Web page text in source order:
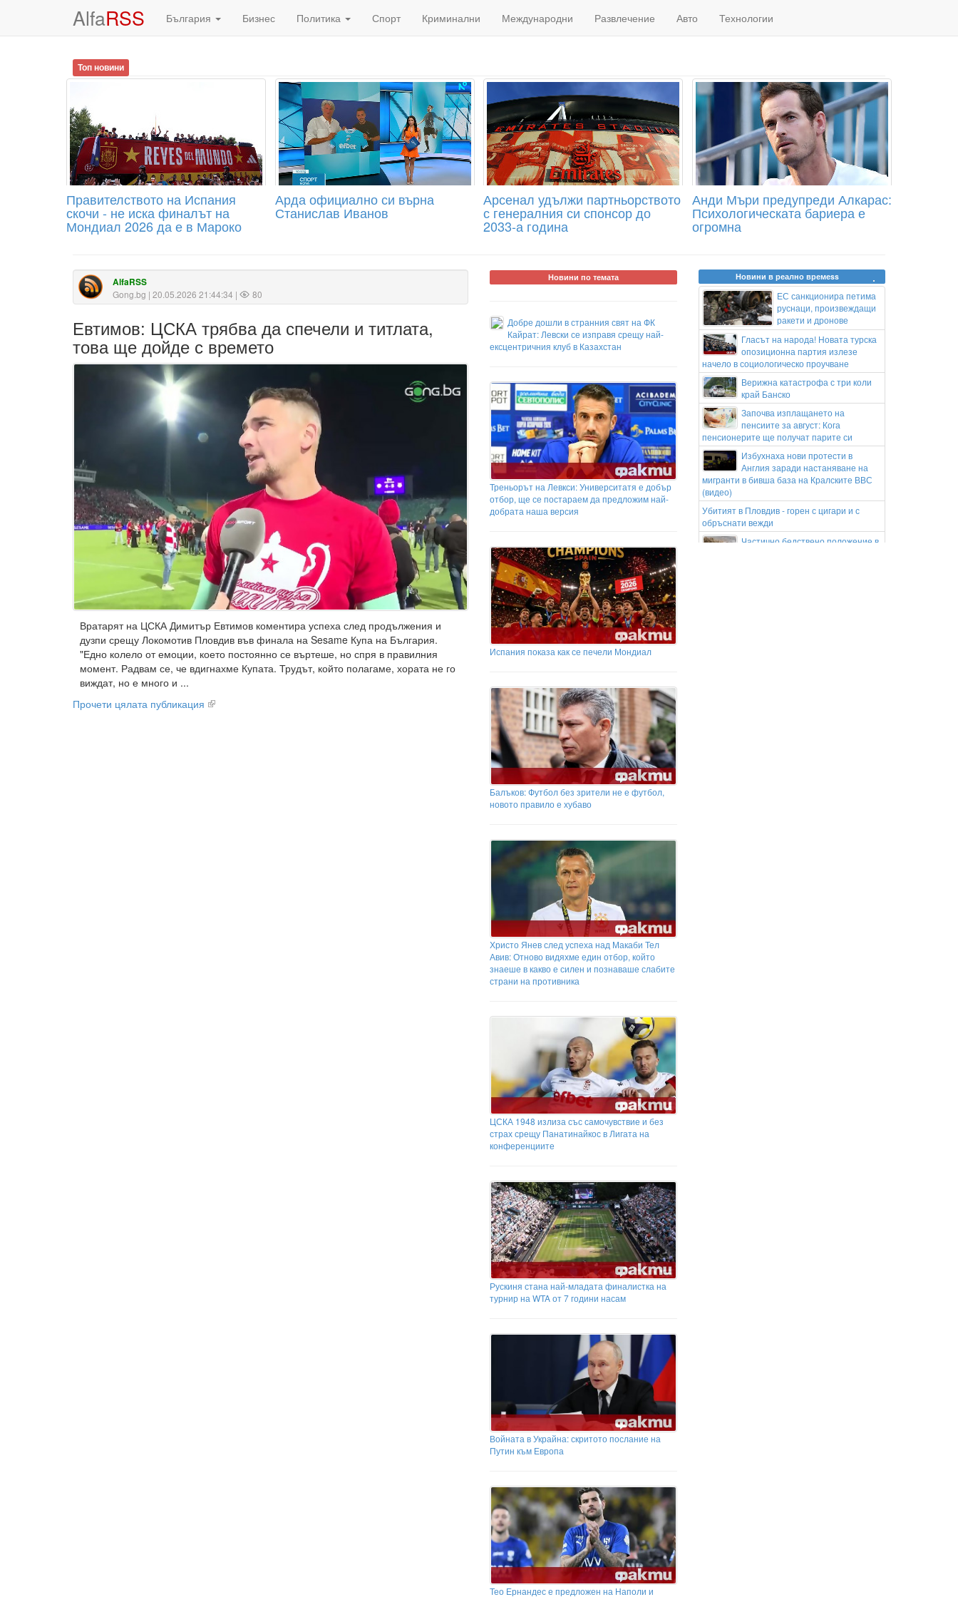
AlfaRSS България Бизнес Политика Спорт Криминални Международни Развлечение Авто Технологии
Топ новини
Правителството на Испания
скочи - не иска финалът на
Мондиал 2026 да е в Мароко
Арда официално си върна
Станислав Иванов
Арсенал удължи партньорството
с генералния си спонсор до
2033-а година
Анди Мъри предупреди Алкарас:
Психологическата бариера е
огромна
AlfaRSS
Gong.bg | 20.05.2026 21:44:34 | 80
Евтимов: ЦСКА трябва да спечели и титлата,
това ще дойде с времето
Вратарят на ЦСКА Димитър Евтимов коментира успеха след продължения и
дузпи срещу Локомотив Пловдив във финала на Sesame Купа на България.
"Едно колело от емоции, което постоянно се въртеше, но спря в правилния
момент. Радвам се, че вдигнахме Купата. Трудът, който полагаме, хората не го
виждат, но е много и ...
Прочети цялата публикация
Новини по темата
Добре дошли в странния свят на ФК
Кайрат: Левски се изправя срещу най-
ексцентричния клуб в Казахстан
Треньорът на Левкси: Университатя е добър
отбор, ще се постараем да предложим най-
добрата наша версия
Испания показа как се печели Мондиал
Балъков: Футбол без зрители не е футбол,
новото правило е хубаво
Христо Янев след успеха над Макаби Тел
Авив: Отново видяхме един отбор, който
знаеше в какво е силен и познаваше слабите
страни на противника
ЦСКА 1948 излиза със самочувствие и без
страх срещу Панатинайкос в Лигата на
конференциите
Рускиня стана най-младата финалистка на
турнир на WTA от 7 години насам
Войната в Украйна: скритото послание на
Путин към Европа
Тео Ернандес е предложен на Наполи и
Новини в реално времеss
ЕС санкционира петима
руснаци, произвеждащи
ракети и дронове
Гласът на народа! Новата турска
опозиционна партия излезе
начело в социологическо проучване
Верижна катастрофа с три коли
край Банско
Започва изплащането на
пенсиите за август: Кога
пенсионерите ще получат парите си
Избухнаха нови протести в
Англия заради настаняване на
мигранти в бивша база на Кралските ВВС
(видео)
Убитият в Пловдив - горен с цигари и с
обръснати вежди
Частично бедствено положение в